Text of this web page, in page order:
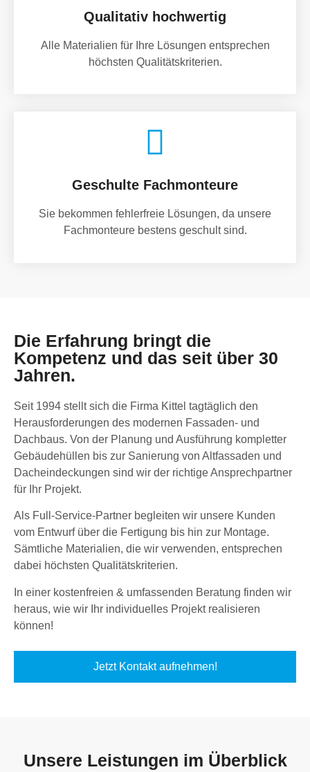
Qualitativ hochwertig
Alle Materialien für Ihre Lösungen entsprechen
höchsten Qualitätskriterien.
Geschulte Fachmonteure
Sie bekommen fehlerfreie Lösungen, da unsere
Fachmonteure bestens geschult sind.
Die Erfahrung bringt die
Kompetenz und das seit über 30
Jahren.
Seit 1994 stellt sich die Firma Kittel tagtäglich den
Herausforderungen des modernen Fassaden- und
Dachbaus. Von der Planung und Ausführung kompletter
Gebäudehüllen bis zur Sanierung von Altfassaden und
Dacheindeckungen sind wir der richtige Ansprechpartner
für Ihr Projekt.
Als Full-Service-Partner begleiten wir unsere Kunden
vom Entwurf über die Fertigung bis hin zur Montage.
Sämtliche Materialien, die wir verwenden, entsprechen
dabei höchsten Qualitätskriterien.
In einer kostenfreien & umfassenden Beratung finden wir
heraus, wie wir Ihr individuelles Projekt realisieren
können!
Jetzt Kontakt aufnehmen!
Unsere Leistungen im Überblick